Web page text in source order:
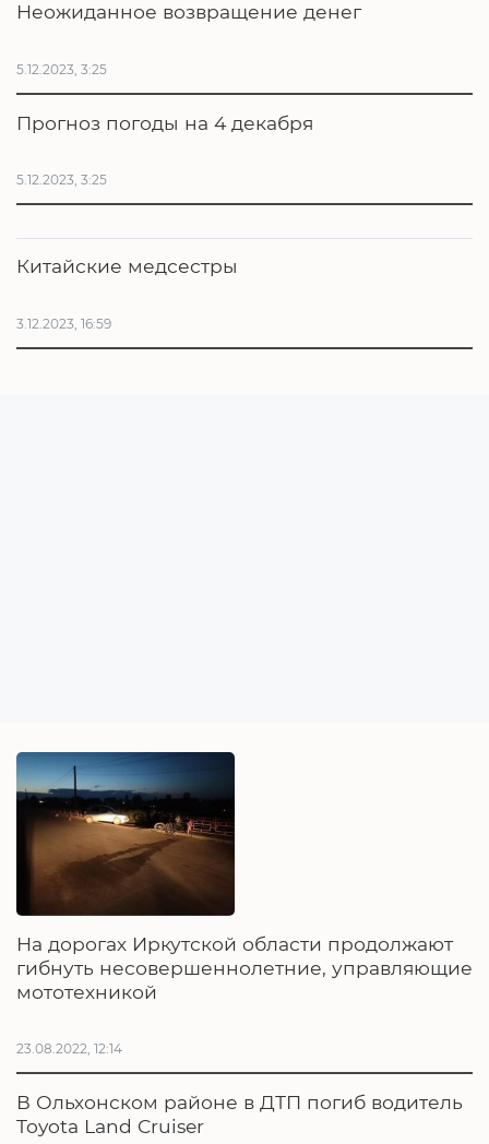
Неожиданное возвращение денег
5.12.2023, 3:25
Прогноз погоды на 4 декабря
5.12.2023, 3:25
Китайские медсестры
3.12.2023, 16:59
На дорогах Иркутской области продолжают
гибнуть несовершеннолетние, управляющие
мототехникой
23.08.2022, 12:14
В Ольхонском районе в ДТП погиб водитель
Toyota Land Cruiser